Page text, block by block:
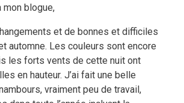
blogue,
et de bonnes et difficiles
automne. Les couleurs sont encore
les forts vents de cette nuit ont
en hauteur. J’ai fait une belle
vraiment peu de travail,